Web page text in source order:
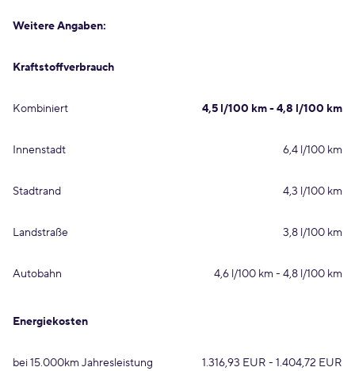
Weitere Angaben:
Kraftstoffverbrauch
Kombiniert 4,5 l/100 km - 4,8 l/100 km
Innenstadt 6,4 l/100 km
Stadtrand 4,3 l/100 km
Landstraße 3,8 l/100 km
Autobahn 4,6 l/100 km - 4,8 l/100 km
Energiekosten
bei 15.000km Jahresleistung 1.316,93 EUR - 1.404,72 EUR